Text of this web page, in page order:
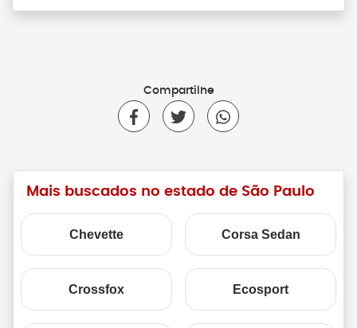
Compartilhe
Mais buscados no estado de São Paulo
Chevette Corsa Sedan
Crossfox Ecosport